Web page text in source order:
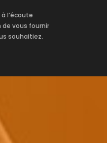
l’écoute
vous fournir
souhaitiez.